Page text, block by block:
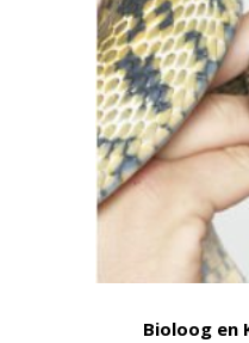
Bioloog en